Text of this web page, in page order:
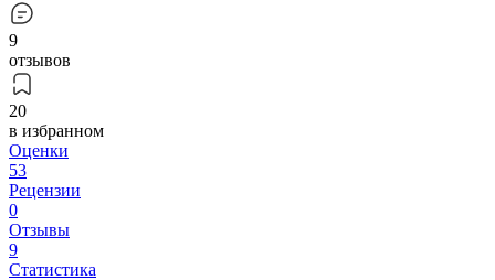
9
отзывов
20
в избранном
Оценки
53
Рецензии
0
Отзывы
9
Статистика